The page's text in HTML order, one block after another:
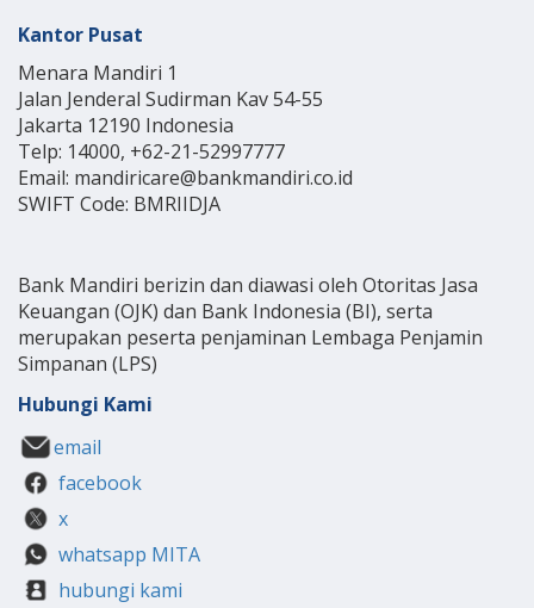
Kantor Pusat
Menara Mandiri 1
Jalan Jenderal Sudirman Kav 54-55
Jakarta 12190 Indonesia
Telp: 14000, +62-21-52997777
Email: mandiricare@bankmandiri.co.id
SWIFT Code: BMRIIDJA
Bank Mandiri berizin dan diawasi oleh Otoritas Jasa
Keuangan (OJK) dan Bank Indonesia (BI), serta
merupakan peserta penjaminan Lembaga Penjamin
Simpanan (LPS)
Hubungi Kami
email
facebook
x
whatsapp MITA
hubungi kami